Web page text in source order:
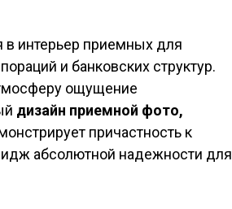
в интерьер приемных для
и банковских структур.
ощущение
дизайн приемной фото,
причастность к
абсолютной надежности для